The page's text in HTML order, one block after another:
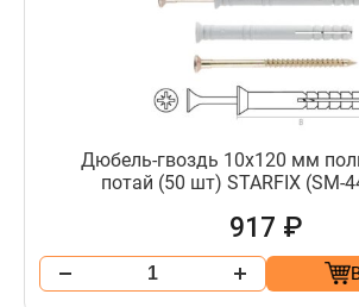
Дюбель-гвоздь 10х120 мм
потай (50 шт) STARFIX (SM-
917 ₽